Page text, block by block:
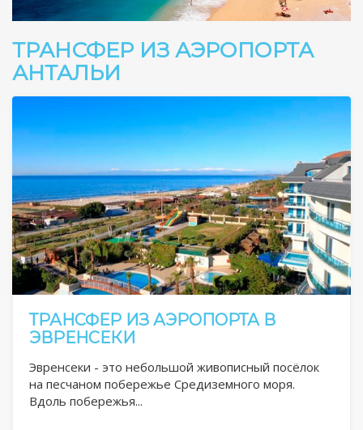
ТРАНСФЕР ИЗ АЭРОПОРТА
АНТАЛЬИ
ТРАНСФЕР ИЗ АЭРОПОРТА В
ЭВРЕНСЕКИ
Эвренсеки - это небольшой живописный посёлок
на песчаном побережье Средиземного моря.
Вдоль побережья...